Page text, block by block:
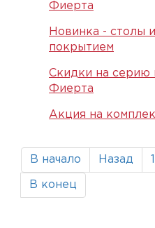
Фиерта
Новинка - столы
покрытием
Скидки на серию
Фиерта
Акция на
В начало Назад
В конец